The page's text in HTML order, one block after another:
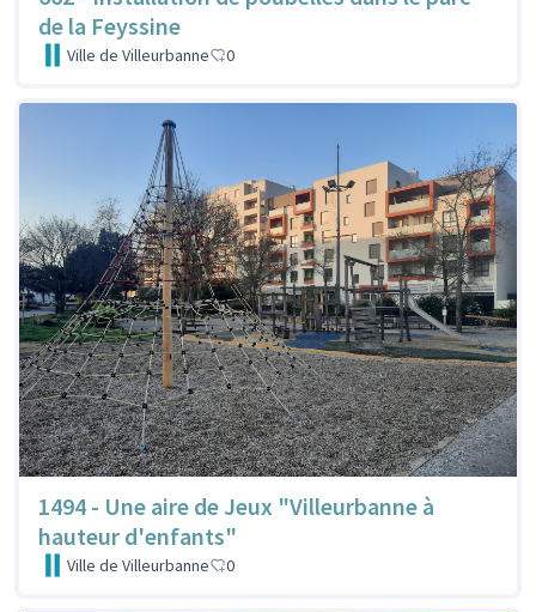
de la Feyssine
Ville de Villeurbanne 0
1494 - Une aire de Jeux "Villeurbanne à
hauteur d'enfants"
Ville de Villeurbanne 0